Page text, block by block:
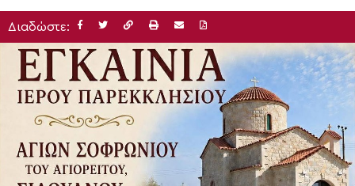
Διαδώστε: